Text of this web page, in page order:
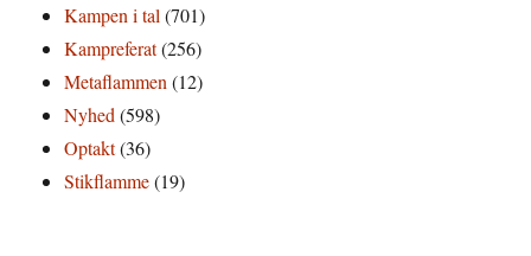
Kampen i tal (701)
Kampreferat(256)
Metaflammen (12)
Nyhed (598)
Optakt(36)
Stikflamme(19)